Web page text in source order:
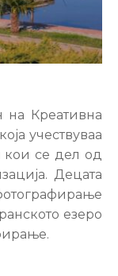
Креативна
учествуваа
се дел од
Децата
езеро